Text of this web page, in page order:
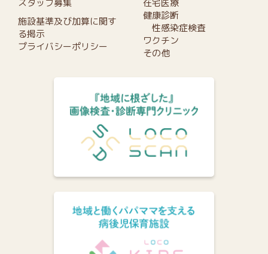
スタッフ募集
施設基準及び加算に関す
る掲示
プライバシーポリシー
在宅医療
健康診断
性感染症検査
ワクチン
その他